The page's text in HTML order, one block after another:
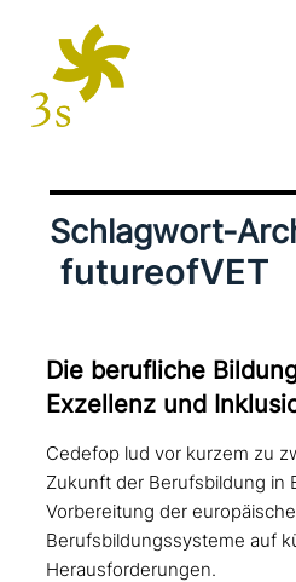
Schlagwort-
futureofVET
Die beruf­li­che
Exzellenz und
Cedefop lud vor kurzem zu
Zukunft der Berufsbildung in
Vorbereitung der
Berufsbildungssysteme auf
Herausforderungen.